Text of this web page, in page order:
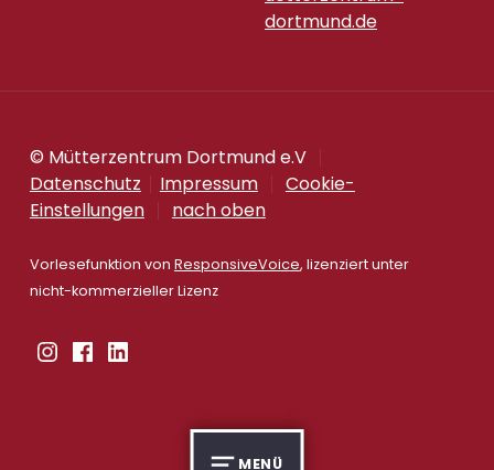
MENÜ
dortmund.de
© Mütterzentrum Dortmund e.V
Datenschutz
Impressum
Cookie-
Einstellungen
nach oben
Vorlesefunktion von ResponsiveVoice, lizenziert unter
nicht-kommerzieller Lizenz
Instagram
Facebook
Linkedin